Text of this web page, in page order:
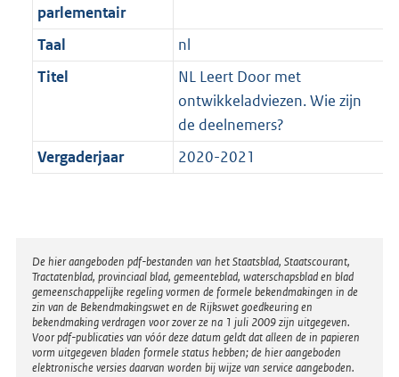
parlementair
Taal
nl
Titel
NL Leert Door met
ontwikkeladviezen. Wie zijn
de deelnemers?
Vergaderjaar
2020-2021
Disclaimer
De hier aangeboden pdf-bestanden van het Staatsblad, Staatscourant,
Tractatenblad, provinciaal blad, gemeenteblad, waterschapsblad en blad
gemeenschappelijke regeling vormen de formele bekendmakingen in de
zin van de Bekendmakingswet en de Rijkswet goedkeuring en
bekendmaking verdragen voor zover ze na 1 juli 2009 zijn uitgegeven.
Voor pdf-publicaties van vóór deze datum geldt dat alleen de in papieren
vorm uitgegeven bladen formele status hebben; de hier aangeboden
elektronische versies daarvan worden bij wijze van service aangeboden.